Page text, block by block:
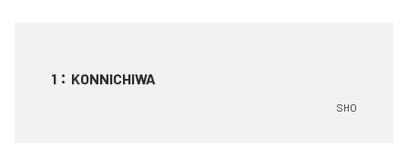
1 ： KONNICHIWA
SHO